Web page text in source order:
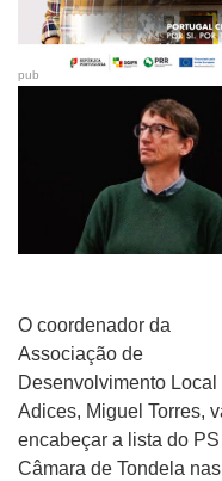
pub
O coordenador da
Associação de
Desenvolvimento Local
Adices, Miguel Torres,
encabeçar a lista do PS
Câmara de Tondela nas